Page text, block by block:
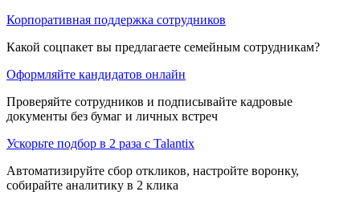
Корпоративная поддержка сотрудников
Какой соцпакет вы предлагаете семейным сотрудникам?
Оформляйте кандидатов онлайн
Проверяйте сотрудников и подписывайте кадровые
документы без бумаг и личных встреч
Ускорьте подбор в 2 раза с Talantix
Автоматизируйте сбор откликов, настройте воронку,
собирайте аналитику в 2 клика